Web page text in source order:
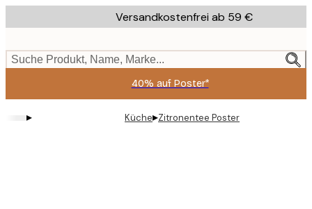
to
content.
Versandkostenfrei ab 59 €
Suche Produkt, Name, Marke...
40% auf Poster*
▸ Küche▸Zitronentee Poster